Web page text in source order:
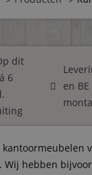
dit
6
en
hebben